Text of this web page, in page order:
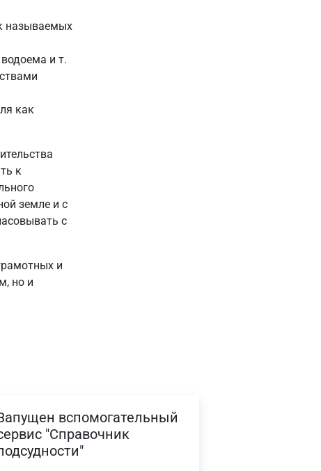
называемых
и т.
как
к
земле и с
с
и
но и
вспомогательный
"Справочник